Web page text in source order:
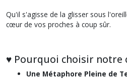
Qu'il s'agisse de la glisser sous
cœur de vos proches à coup sûr.
♥︎ Pourquoi choisir notre
Une Métaphore Pleine de